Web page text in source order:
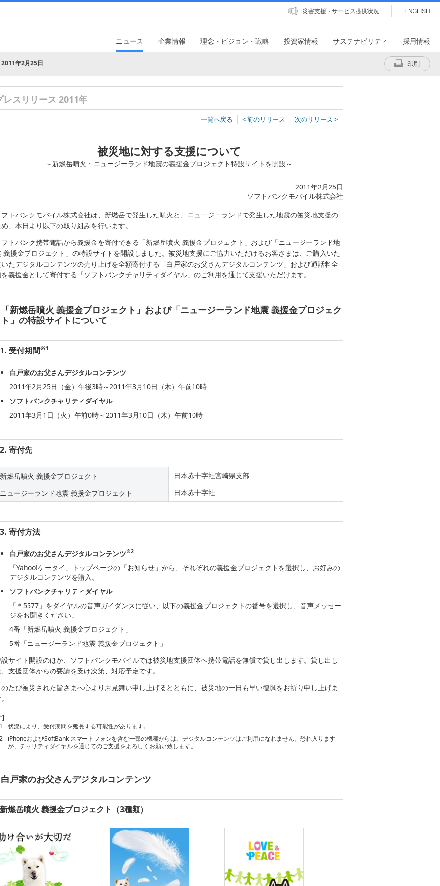
災害支援・サービス提供状況 ENGLISH
ニュース 企業情報 理念・ビジョン・戦略 投資家情報 サステナビリティ 採用情報
2011年2月25日 印刷
レスリリース 2011年
一覧へ戻る < 前のリリース 次のリリース >
被災地に対する支援について
～新燃岳噴火・ニュージーランド地震の義援金プロジェクト特設サイトを開設～
2011年2月25日
ソフトバンクモバイル株式会社
トバンクモバイル株式会社は、新燃岳で発生した噴火と、ニュージーランドで発生した地震の被災地支援の
、本日より以下の取り組みを行います。
トバンク携帯電話から義援金を寄付できる「新燃岳噴火 義援金プロジェクト」および「ニュージーランド地
義援金プロジェクト」の特設サイトを開設しました。被災地支援にご協力いただけるお客さまは、ご購入いた
たデジタルコンテンツの売り上げを全額寄付する「白戸家のお父さんデジタルコンテンツ」および通話料全
義援金として寄付する「ソフトバンクチャリティダイヤル」のご利用を通じて支援いただけます。
「新燃岳噴火 義援金プロジェクト」および「ニュージーランド地震 義援金プロジェク
ト」の特設サイトについて
1. 受付期間※1
白戸家のお父さんデジタルコンテンツ
2011年2月25日（金）午後3時～2011年3月10日（木）午前10時
ソフトバンクチャリティダイヤル
2011年3月1日（火）午前0時～2011年3月10日（木）午前10時
2. 寄付先
新燃岳噴火 義援金プロジェクト
日本赤十字社宮崎県支部
ニュージーランド地震 義援金プロジェクト
日本赤十字社
3. 寄付方法
白戸家のお父さんデジタルコンテンツ※2
「Yahoo!ケータイ」トップページの「お知らせ」から、それぞれの義援金プロジェクトを選択し、お好みの
デジタルコンテンツを購入。
ソフトバンクチャリティダイヤル
「＊5577」をダイヤルの音声ガイダンスに従い、以下の義援金プロジェクトの番号を選択し、音声メッセー
ジをお聞きください。
4番「新燃岳噴火 義援金プロジェクト」
5番「ニュージーランド地震 義援金プロジェクト」
サイト開設のほか、ソフトバンクモバイルでは被災地支援団体へ携帯電話を無償で貸し出します。貸し出し
支援団体からの要請を受け次第、対応予定です。
たび被災された皆さまへ心よりお見舞い申し上げるとともに、被災地の一日も早い復興をお祈り申し上げま
]
状況により、受付期間を延長する可能性があります。
iPhoneおよびSoftBank スマートフォンを含む一部の機種からは、デジタルコンテンツはご利用になれません。恐れ入ります
が、チャリティダイヤルを通じてのご支援をよろしくお願い致します。
白戸家のお父さんデジタルコンテンツ
新燃岳噴火 義援金プロジェクト（3種類）